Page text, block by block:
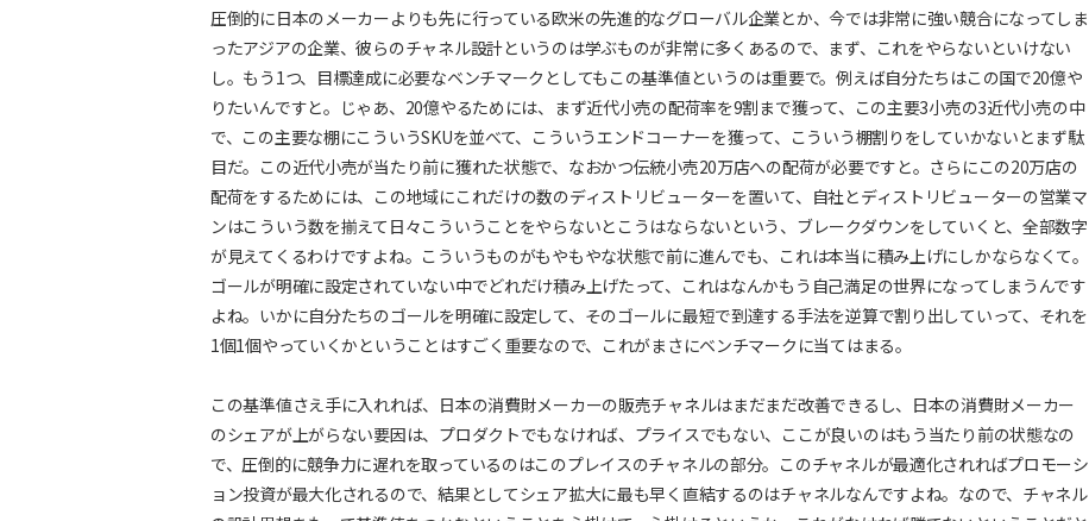
圧倒的に日本のメーカーよりも先に行っている欧米の先進的なグローバル企業とか、今では非常に強い競合になってしま
ったアジアの企業、彼らのチャネル設計というのは学ぶものが非常に多くあるので、まず、これをやらないといけない
し。もう1つ、目標達成に必要なベンチマークとしてもこの基準値というのは重要で。例えば自分たちはこの国で20億や
りたいんですと。じゃあ、20億やるためには、まず近代小売の配荷率を9割まで獲って、この主要3小売の3近代小売の中
で、この主要な棚にこういうSKUを並べて、こういうエンドコーナーを獲って、こういう棚割りをしていかないとまず駄
目だ。この近代小売が当たり前に獲れた状態で、なおかつ伝統小売20万店への配荷が必要ですと。さらにこの20万店の
配荷をするためには、この地域にこれだけの数のディストリビューターを置いて、自社とディストリビューターの営業マ
ンはこういう数を揃えて日々こういうことをやらないとこうはならないという、ブレークダウンをしていくと、全部数字
が見えてくるわけですよね。こういうものがもやもやな状態で前に進んでも、これは本当に積み上げにしかならなくて。
ゴールが明確に設定されていない中でどれだけ積み上げたって、これはなんかもう自己満足の世界になってしまうんです
よね。いかに自分たちのゴールを明確に設定して、そのゴールに最短で到達する手法を逆算で割り出していって、それを
1個1個やっていくかということはすごく重要なので、これがまさにベンチマークに当てはまる。
この基準値さえ手に入れれば、日本の消費財メーカーの販売チャネルはまだまだ改善できるし、日本の消費財メーカー
のシェアが上がらない要因は、プロダクトでもなければ、プライスでもない、ここが良いのはもう当たり前の状態なの
で、圧倒的に競争力に遅れを取っているのはこのプレイスのチャネルの部分。このチャネルが最適化されればプロモーシ
ョン投資が最大化されるので、結果としてシェア拡大に最も早く直結するのはチャネルなんですよね。なので、チャネル